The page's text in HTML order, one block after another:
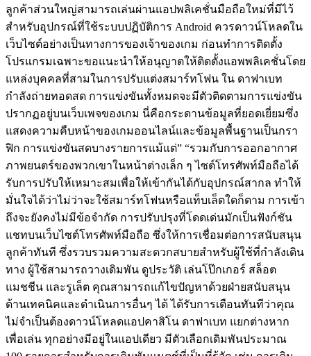
ลูกค้าส่วนใหญ่สามารถเล่นผ่านแอปพลิเคชั่นมือถือใหม่ที่มีไว้
สำหรับอุปกรณ์ที่ใช้ระบบปฏิบัติการ Android ควรดาวน์โหลดใน
เว็บไซต์อย่างเป็นทางการของเจ้าของเกม ก่อนทำการติดตั้ง
โปรแกรมเฉพาะขอแนะนำให้อนุญาตให้ติดตั้งแอพพลิเคชั่นโดย
แหล่งบุคคลที่สามในการปรับแต่งสมาร์ทโฟน ใน ดาฟาเบท
กำลังถ่ายทอดสด การแข่งขันทั้งหมดจะมีตัวติดตามการแข่งขัน
ปรากฏอยู่บนเว็บเพจของเกม นี่คือกระดานข้อมูลที่ยอดเยี่ยมซึ่ง
แสดงความคืบหน้าของเกมออนไลน์และข้อมูลพื้นฐานเป็นกรา
ฟิก การแข่งขันสดบางรายการแม้แต่” “รวมกับการออกอากาศ
ภาพยนตร์ของพวกเขาในหน้าต่างเล็ก ๆ ไซต์โทรศัพท์มือถือได้
รับการปรับให้เหมาะสมเพื่อให้เข้ากันได้กับอุปกรณ์สากล ทำให้
มั่นใจได้ว่าไม่ว่าจะใช้สมาร์ทโฟนหรือแท็บเล็ตใดก็ตาม การเข้า
ถึงจะยังคงไม่มีข้อจำกัด การปรับปรุงที่โดดเด่นมักเป็นฟังก์ชัน
แชทบนเว็บไซต์โทรศัพท์มือถือ ซึ่งให้การเชื่อมต่อการสนับสนุน
ลูกค้าทันที ซึ่งรวบรวมความสะดวกสบายสำหรับผู้ใช้ที่กำลังเดิน
ทาง ผู้ใช้สามารถวางเดิมพัน ดูประวัติ เล่นโป๊กเกอร์ สล็อต
แมชชีน และรูเล็ต คุณสามารถแก้ไขปัญหาด้วยฝ่ายสนับสนุน
ด้านเทคนิคและดำเนินการอื่นๆ ได้ ได้รับการเตือนทันทีว่าคุณ
ไม่จำเป็นต้องดาวน์โหลดแอปคาสิโน ดาฟาเบท แยกต่างหาก
เพื่อเล่น ทุกอย่างมีอยู่ในแอปเดียว มีตัวเลือกเดิมพันประมาณ